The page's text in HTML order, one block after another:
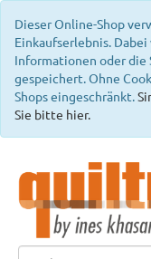
Dieser Online-Shop
Einkaufserlebnis.
Informationen oder die
gespeichert. Ohne
Shops eingeschränkt.
Sie bitte hier.